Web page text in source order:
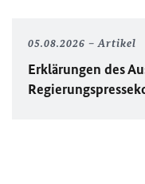
05.08.2026 Artikel
Erklärungen des